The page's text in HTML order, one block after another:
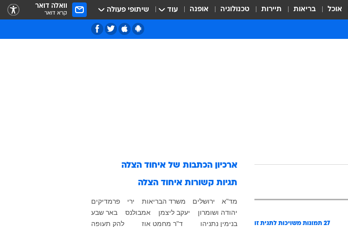
אוכל בריאות תיירות טכנולוגיה אופנה עוד שיתופי פעולה וואלה דואר
קרא דואר
27 תמונות משויכות לתגית זו
ארכיון הכתבות של איחוד הצלה
תגיות קשורות איחוד הצלה
מד"א ירושלים משרד הבריאות ירי
פרמדיקים
יהודה ושומרון
יעקב ליצמן אמבולנס
באר שבע
בנימין נתניהו
ד"ר מחמט אוז
להק תעופה